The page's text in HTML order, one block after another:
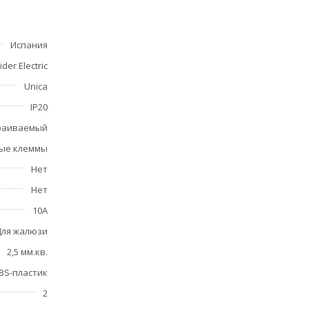
Испания
Electric
Unica
IP20
клеммы
Нет
Нет
10А
жалюзи
2,5 мм.кв.
пластик
2